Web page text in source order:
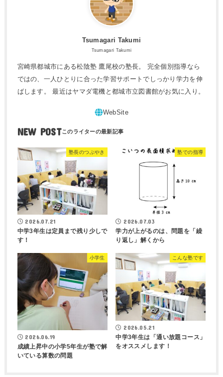
Tsumagari Takumi
Tsumagari Takumi
宮崎県都城市にある松陰塾 鷹尾校の塾長。 完全個別指導なら
ではの、一人ひとりに合った学習サポートでしっかり学力を伸
ばします。 最近はヤマダ電機と都城市立図書館がお気に入り。
NEW POST
塾長のつぶやき
2026.07.21
中学3年生は定員まで残り少しで
す！
塾での指導
2026.07.03
学力が上がるのは、問題を「繰
り返し」解くから
小学生
2026.06.19
成績上昇中の小学5年生が塾で解
いている算数の問題
こんな塾です
2026.05.21
中学3年生は「通い放題コース」
をオススメします！